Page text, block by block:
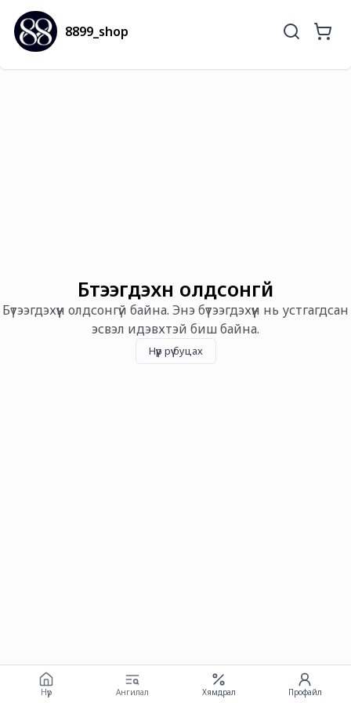
8899_shop
Бүтээгдэхүүн олдсонгүй
Бүтээгдэхүүн олдсонгүй байна. Энэ бүтээгдэхүүн нь устгагдсан
эсвэл идэвхтэй биш байна.
Нүүр рүү буцах
Нүүр Ангилал Хямдрал Профайл